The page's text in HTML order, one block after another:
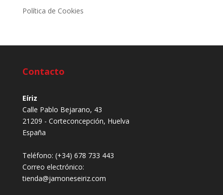
Política de Cookies
Contacto
Eíriz
Calle Pablo Bejarano, 43
21209 - Corteconcepción, Huelva
España
Teléfono: (+34) 678 733 443
Correo electrónico:
tienda@jamoneseiriz.com